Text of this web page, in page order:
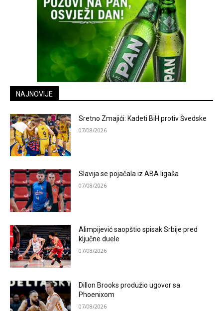
NAJNOVIJE
Sretno Zmajići: Kadeti BiH protiv Švedske
07/08/2026
Slavija se pojačala iz ABA ligaša
07/08/2026
Alimpijević saopštio spisak Srbije pred
ključne duele
07/08/2026
Dillon Brooks produžio ugovor sa
Phoenixom
07/08/2026